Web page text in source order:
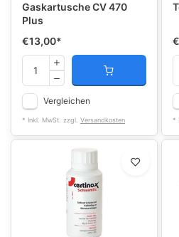
Gaskartusche CV 470
Plus
€13,00*
Vergleichen
* Inkl. MwSt. zzgl. Versandkosten *